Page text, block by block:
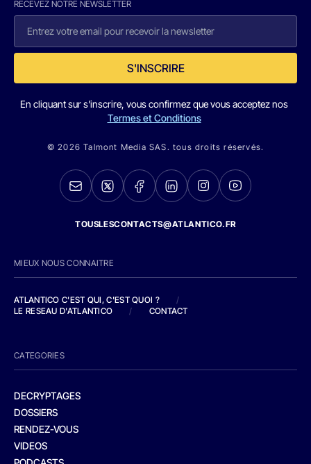
RECEVEZ NOTRE NEWSLETTER
S'INSCRIRE
En cliquant sur s'inscrire, vous confirmez que vous acceptez nos
Termes et Conditions
© 2026 Talmont Media SAS. tous droits réservés.
TOUSLESCONTACTS@ATLANTICO.FR
MIEUX NOUS CONNAITRE
ATLANTICO C'EST QUI, C'EST QUOI ?
/
LE RESEAU D'ATLANTICO
/ CONTACT
CATEGORIES
DECRYPTAGES
DOSSIERS
RENDEZ-VOUS
VIDEOS